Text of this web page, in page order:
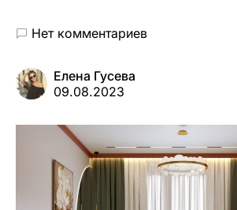
Нет комментариев
Елена Гусева
09.08.2023